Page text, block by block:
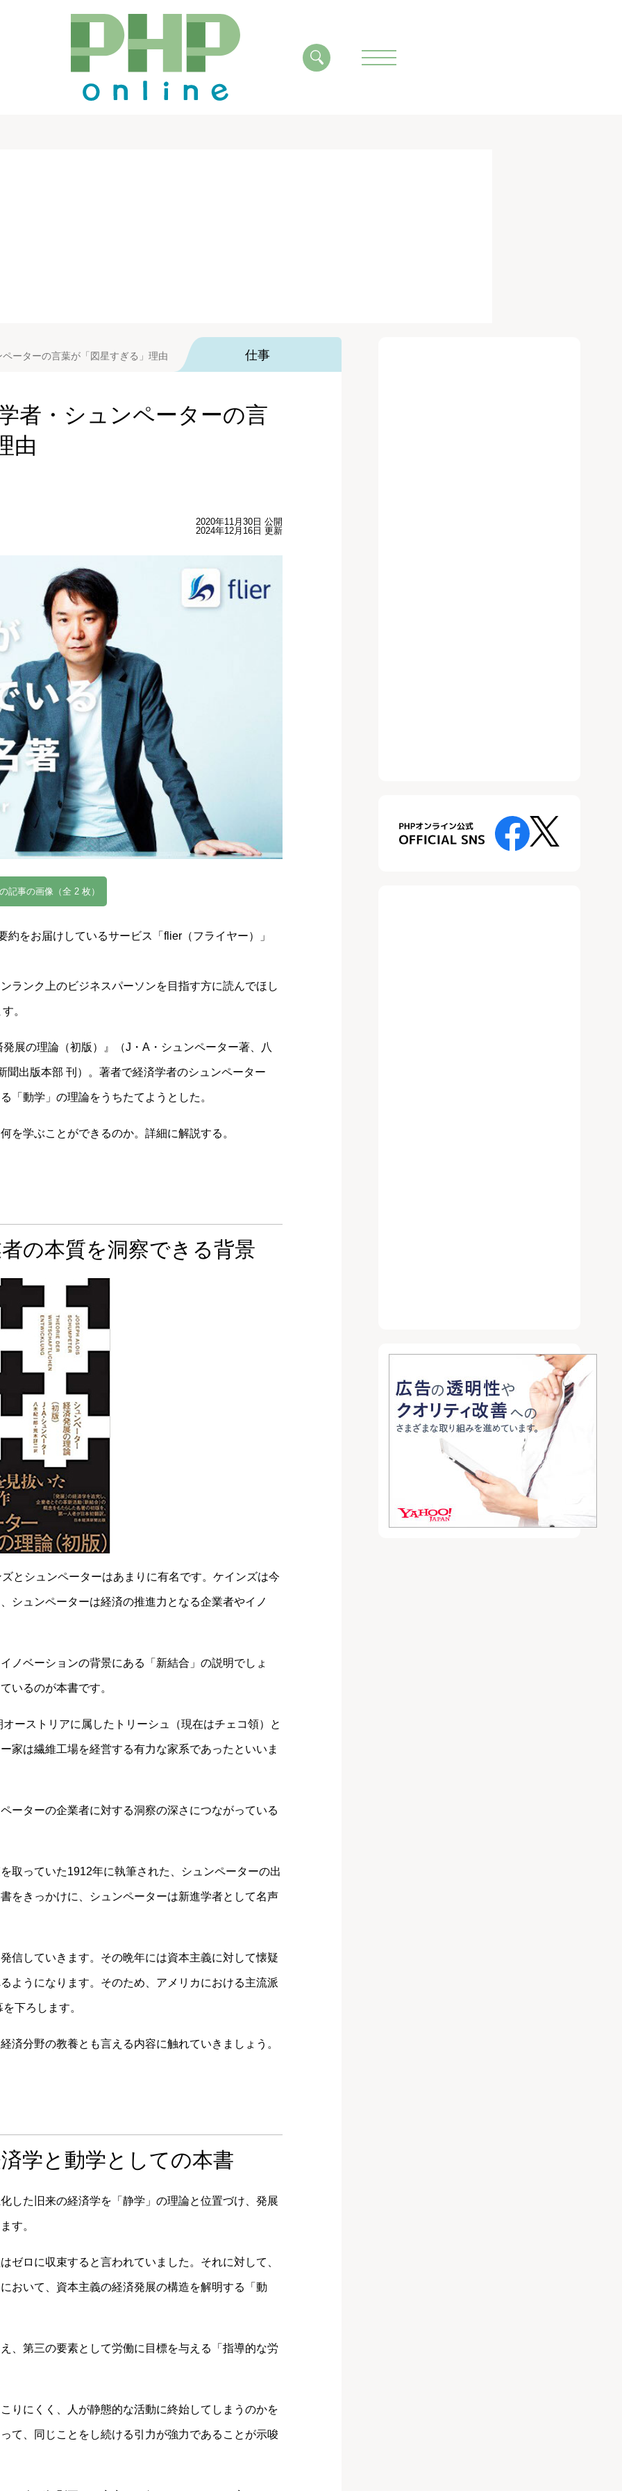
ーターの言葉が「図星すぎる」理由 仕事
者・シュンペーターの言
由
2020年11月30日 公開
2024年12月16日 更新
記事の画像（全 2 枚）
をお届けしているサービス「flier（フライヤー）」
ランク上のビジネスパーソンを目指す方に読んでほし
。
展の理論（初版）』（J・A・シュンペーター著、八
出版本部 刊）。著者で経済学者のシュンペーター
「動学」の理論をうちたてようとした。
を学ぶことができるのか。詳細に解説する。
の本質を洞察できる背景
とシュンペーターはあまりに有名です。ケインズは今
シュンペーターは経済の推進力となる企業者やイノ
ノベーションの背景にある「新結合」の説明でしょ
いるのが本書です。
ーストリアに属したトリーシュ（現在はチェコ領）と
家は繊維工場を経営する有力な家系であったといいま
ーターの企業者に対する洞察の深さにつながっている
取っていた1912年に執筆された、シュンペーターの出
をきっかけに、シュンペーターは新進学者として名声
信していきます。その晩年には資本主義に対して懐疑
ようになります。そのため、アメリカにおける主流派
下ろします。
済分野の教養とも言える内容に触れていきましょう。
学と動学としての本書
した旧来の経済学を「静学」の理論と位置づけ、発展
す。
ゼロに収束すると言われていました。それに対して、
おいて、資本主義の経済発展の構造を解明する「動
、第三の要素として労働に目標を与える「指導的な労
りにくく、人が静態的な活動に終始してしまうのかを
て、同じことをし続ける引力が強力であることが示唆